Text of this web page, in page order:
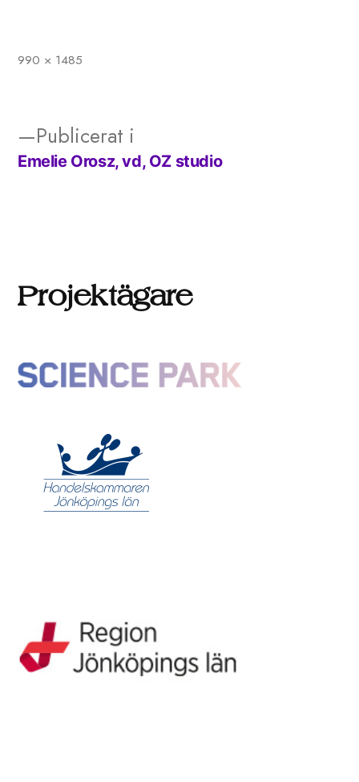
Full
990 × 1485
Inläggsnavigering
Publicerat i
Emelie Orosz, vd, OZ studio
Projektägare